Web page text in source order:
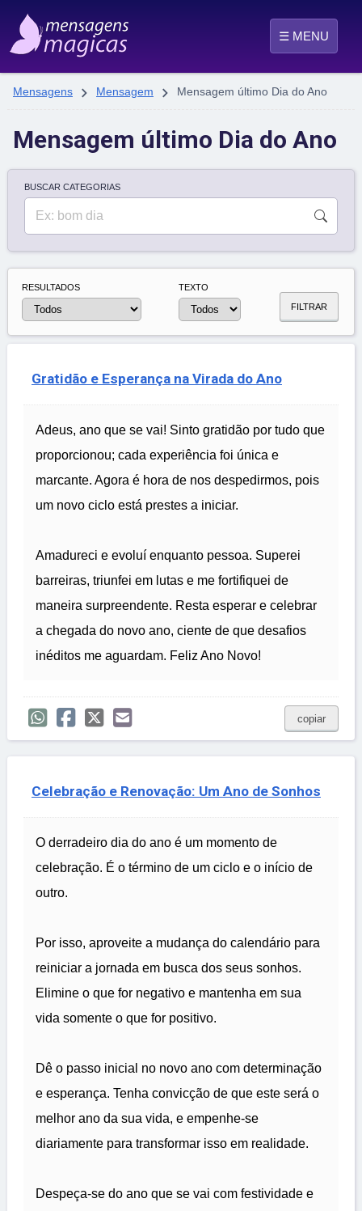
☰ MENU
Mensagens  Mensagem  Mensagem último Dia do Ano
Mensagem último Dia do Ano
BUSCAR CATEGORIAS
RESULTADOS
TEXTO
FILTRAR
Gratidão e Esperança na Virada do Ano
Adeus, ano que se vai! Sinto gratidão por tudo que
proporcionou; cada experiência foi única e
marcante. Agora é hora de nos despedirmos, pois
um novo ciclo está prestes a iniciar.
Amadureci e evoluí enquanto pessoa. Superei
barreiras, triunfei em lutas e me fortifiquei de
maneira surpreendente. Resta esperar e celebrar
a chegada do novo ano, ciente de que desafios
inéditos me aguardam. Feliz Ano Novo!
copiar
Celebração e Renovação: Um Ano de Sonhos
O derradeiro dia do ano é um momento de
celebração. É o término de um ciclo e o início de
outro.
Por isso, aproveite a mudança do calendário para
reiniciar a jornada em busca dos seus sonhos.
Elimine o que for negativo e mantenha em sua
vida somente o que for positivo.
Dê o passo inicial no novo ano com determinação
e esperança. Tenha convicção de que este será o
melhor ano da sua vida, e empenhe-se
diariamente para transformar isso em realidade.
Despeça-se do ano que se vai com festividade e